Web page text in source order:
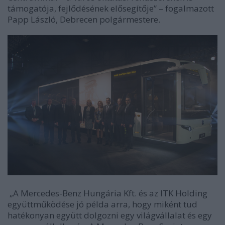
támogatója, fejlődésének elősegítője” – fogalmazott
Papp László, Debrecen polgármestere.
„A Mercedes-Benz Hungária Kft. és az ITK Holding
együttműködése jó példa arra, hogy miként tud
hatékonyan együtt dolgozni egy világvállalat és egy